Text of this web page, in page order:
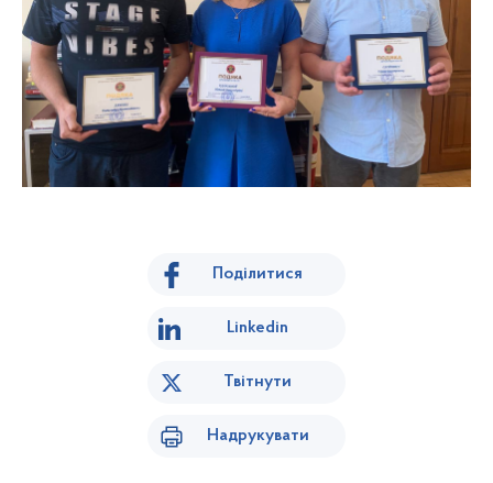
Поділитися
Linkedin
Твітнути
Надрукувати